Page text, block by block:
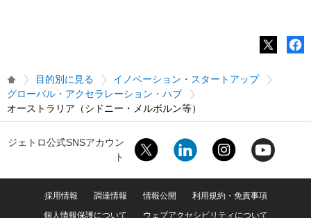
目的別に見る
イノベーション・スタートアップ
グローバル・アクセラレーション・ハブ
オーストラリア（シドニー・メルボルン等）
ジェトロ公式SNSアカウン
ト
採用情報 調達情報 情報公開
利用規約・免責事項
個人情報保護について
ウェブアクセシビリティについて